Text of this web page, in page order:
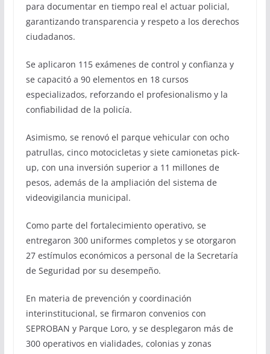
para documentar en tiempo real el actuar policial,
garantizando transparencia y respeto a los derechos
ciudadanos.
Se aplicaron 115 exámenes de control y confianza y
se capacitó a 90 elementos en 18 cursos
especializados, reforzando el profesionalismo y la
confiabilidad de la policía.
Asimismo, se renovó el parque vehicular con ocho
patrullas, cinco motocicletas y siete camionetas pick-
up, con una inversión superior a 11 millones de
pesos, además de la ampliación del sistema de
videovigilancia municipal.
Como parte del fortalecimiento operativo, se
entregaron 300 uniformes completos y se otorgaron
27 estímulos económicos a personal de la Secretaría
de Seguridad por su desempeño.
En materia de prevención y coordinación
interinstitucional, se firmaron convenios con
SEPROBAN y Parque Loro, y se desplegaron más de
300 operativos en vialidades, colonias y zonas